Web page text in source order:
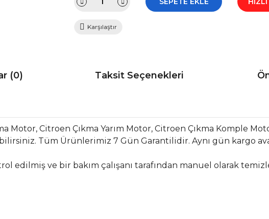
Karşılaştır
(0) Taksit Seçenekleri
Citroen Çıkma Yarım Motor, Citroen Çıkma Komple
Tüm Ürünlerimiz 7 Gün Garantilidir. Aynı gün kargo
edilmiş ve bir bakım çalışanı tarafından manuel olarak